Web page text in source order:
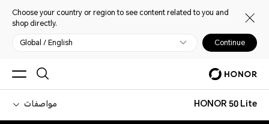
Choose your country or region to see content related to you and
shop directly.
Global / English Continue
HONOR 50 Lite مواصفات